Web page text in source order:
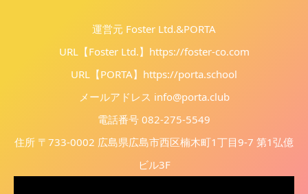
運営元 Foster Ltd.&PORTA
URL【Foster Ltd.】 https://foster-co.com
URL【PORTA】 https://porta.school
メールアドレス info@porta.club
電話番号 082-275-5549
住所 〒733-0002 広島県広島市西区楠木町1丁目9-7 第1弘億
ビル3F